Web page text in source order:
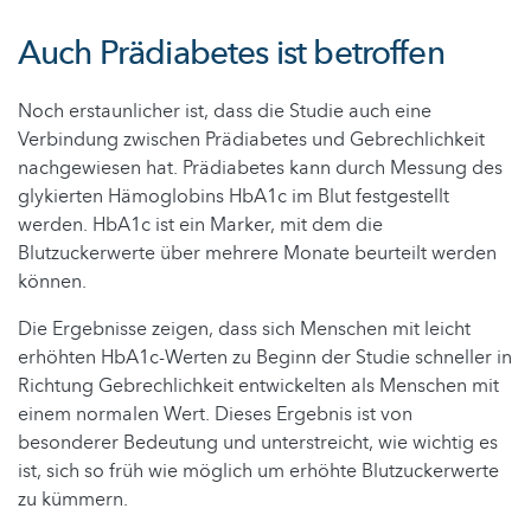
Auch Prädiabetes ist betroffen
Noch erstaunlicher ist, dass die Studie auch eine
Verbindung zwischen Prädiabetes und Gebrechlichkeit
nachgewiesen hat. Prädiabetes kann durch Messung des
glykierten Hämoglobins HbA1c im Blut festgestellt
werden. HbA1c ist ein Marker, mit dem die
Blutzuckerwerte über mehrere Monate beurteilt werden
können.
Die Ergebnisse zeigen, dass sich Menschen mit leicht
erhöhten HbA1c-Werten zu Beginn der Studie schneller in
Richtung Gebrechlichkeit entwickelten als Menschen mit
einem normalen Wert. Dieses Ergebnis ist von
besonderer Bedeutung und unterstreicht, wie wichtig es
ist, sich so früh wie möglich um erhöhte Blutzuckerwerte
zu kümmern.